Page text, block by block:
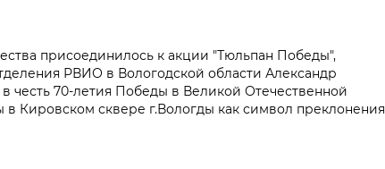
присоединилось к акции "Тюльпан Победы",
РВИО в Вологодской области Александр
честь 70-летия Победы в Великой Отечественной
в Кировском сквере г.Вологды как символ преклонения